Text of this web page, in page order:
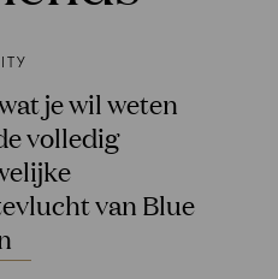
je wil weten
volledig
van Blue